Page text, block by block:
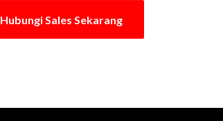
Hubungi Sales Sekarang